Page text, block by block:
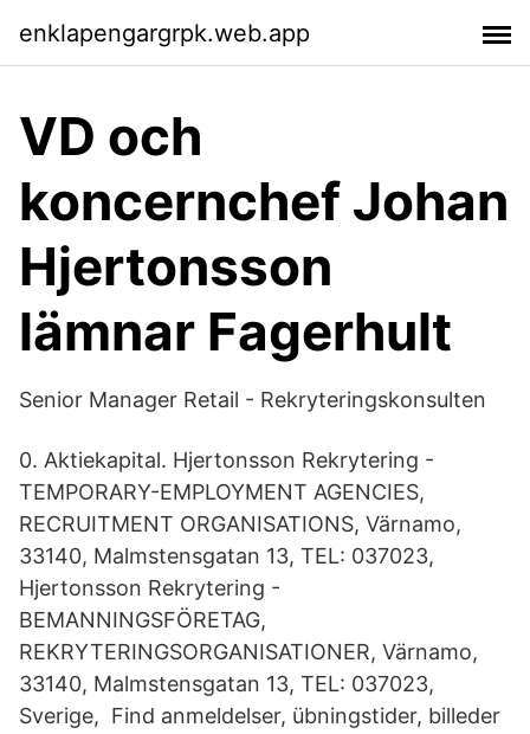
enklapengargrpk.web.app
VD och
koncernchef Johan
Hjertonsson
lämnar Fagerhult
Senior Manager Retail - Rekryteringskonsulten
0. Aktiekapital. Hjertonsson Rekrytering -
TEMPORARY-EMPLOYMENT AGENCIES,
RECRUITMENT ORGANISATIONS, Värnamo,
33140, Malmstensgatan 13, TEL: 037023,
Hjertonsson Rekrytering -
BEMANNINGSFÖRETAG,
REKRYTERINGSORGANISATIONER, Värnamo,
33140, Malmstensgatan 13, TEL: 037023,
Sverige, Find anmeldelser, übningstider, billeder